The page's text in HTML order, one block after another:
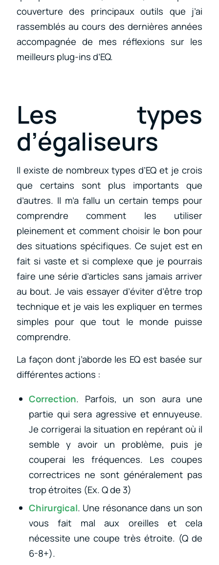
couverture des principaux outils que j’ai
rassemblés au cours des dernières années
accompagnée de mes réflexions sur les
meilleurs plug-ins d’EQ.
Les types
d’égaliseurs
Il existe de nombreux types d’EQ et je crois
que certains sont plus importants que
d’autres. Il m’a fallu un certain temps pour
comprendre comment les utiliser
pleinement et comment choisir le bon pour
des situations spécifiques. Ce sujet est en
fait si vaste et si complexe que je pourrais
faire une série d’articles sans jamais arriver
au bout. Je vais essayer d’éviter d’être trop
technique et je vais les expliquer en termes
simples pour que tout le monde puisse
comprendre.
La façon dont j’aborde les EQ est basée sur
différentes actions :
Correction. Parfois, un son aura une
partie qui sera agressive et ennuyeuse.
Je corrigerai la situation en repérant où il
semble y avoir un problème, puis je
couperai les fréquences. Les coupes
correctrices ne sont généralement pas
trop étroites (Ex. Q de 3)
Chirurgical. Une résonance dans un son
vous fait mal aux oreilles et cela
nécessite une coupe très étroite. (Q de
6-8+).